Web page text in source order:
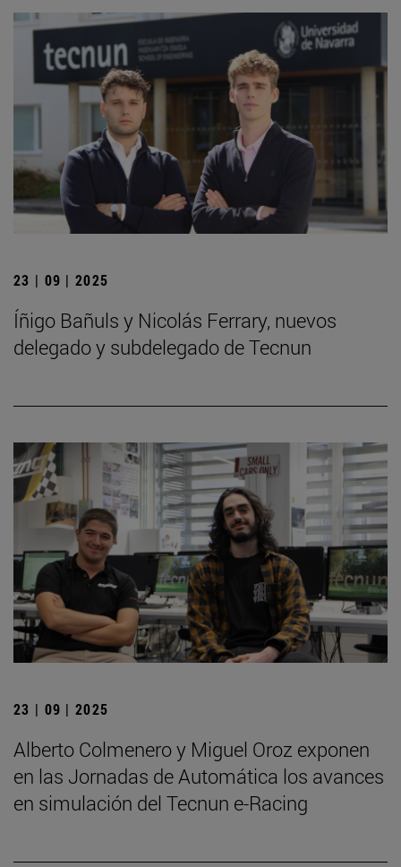
23 | 09 | 2025
Íñigo Bañuls y Nicolás Ferrary, nuevos
delegado y subdelegado de Tecnun
23 | 09 | 2025
Alberto Colmenero y Miguel Oroz exponen
en las Jornadas de Automática los avances
en simulación del Tecnun e-Racing